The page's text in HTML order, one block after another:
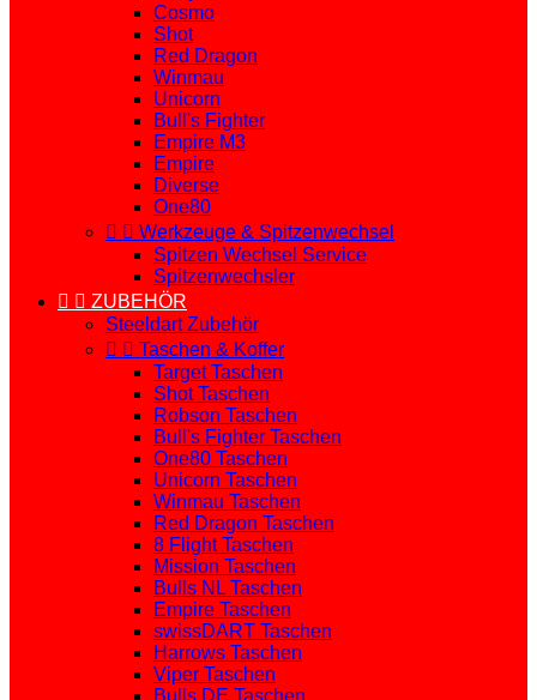
Cosmo
Shot
Red Dragon
Winmau
Unicorn
Bull's Fighter
Empire M3
Empire
Diverse
One80
  Werkzeuge & Spitzenwechsel
Spitzen Wechsel Service
Spitzenwechsler
  ZUBEHÖR
Steeldart Zubehör
  Taschen & Koffer
Target Taschen
Shot Taschen
Robson Taschen
Bull's Fighter Taschen
One80 Taschen
Unicorn Taschen
Winmau Taschen
Red Dragon Taschen
8 Flight Taschen
Mission Taschen
Bulls NL Taschen
Empire Taschen
swissDART Taschen
Harrows Taschen
Viper Taschen
Bulls DE Taschen